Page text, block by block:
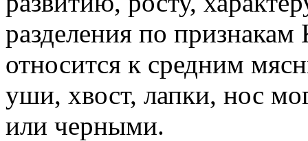
разделения по
относится к средним
уши, хвост, лапки, нос
или черными.